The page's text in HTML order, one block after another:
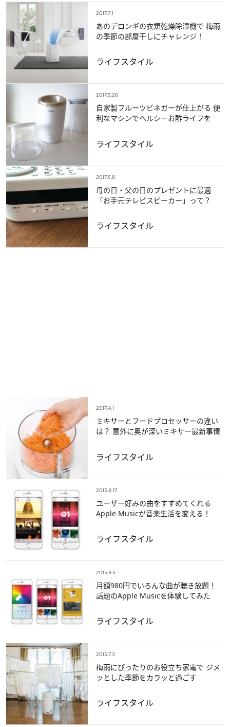
2017.7.1
あのデロンギの衣類乾燥除湿機で 梅雨
の季節の部屋干しにチャレンジ！
ライフスタイル
2017.5.26
自家製フルーツビネガーが仕上がる 便
利なマシンでヘルシーお酢ライフを
ライフスタイル
2017.5.8
母の日・父の日のプレゼントに最適
「お手元テレビスピーカー」って？
ライフスタイル
2017.4.1
ミキサーとフードプロセッサーの違い
は？ 意外に奥が深いミキサー最新事情
ライフスタイル
2015.8.17
ユーザー好みの曲をすすめてくれる
Apple Musicが音楽生活を変える！
ライフスタイル
2015.8.5
月額980円でいろんな曲が聴き放題！
話題のApple Musicを体験してみた
ライフスタイル
2015.7.3
梅雨にぴったりのお役立ち家電で ジメ
ッとした季節をカラッと過ごす
ライフスタイル